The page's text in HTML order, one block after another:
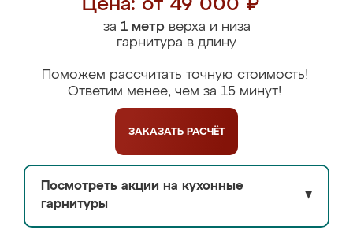
Цена: от 49 000 ₽
за 1 метрверха и низа
гарнитура в длину
Поможем рассчитать точную стоимость!
Ответим менее, чем за 15 минут!
ЗАКАЗАТЬ РАСЧЁТ
Посмотреть акции на кухонные
гарнитуры
▼